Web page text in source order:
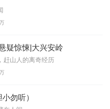
疑惊悚|大兴安岭
赶山人的离奇经历
勿听）